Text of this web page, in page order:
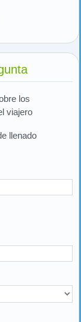
los
viajero
llenado